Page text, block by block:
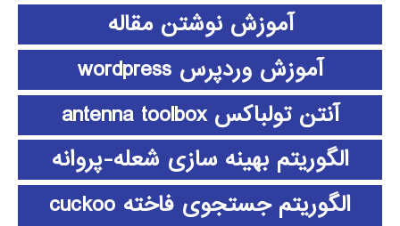
آموزش نوشتن مقاله
آموزش وردپرس wordpress
آنتن تولباکس antenna toolbox
الگوریتم بهینه سازی شعله-پروانه
الگوریتم جستجوی فاخته cuckoo